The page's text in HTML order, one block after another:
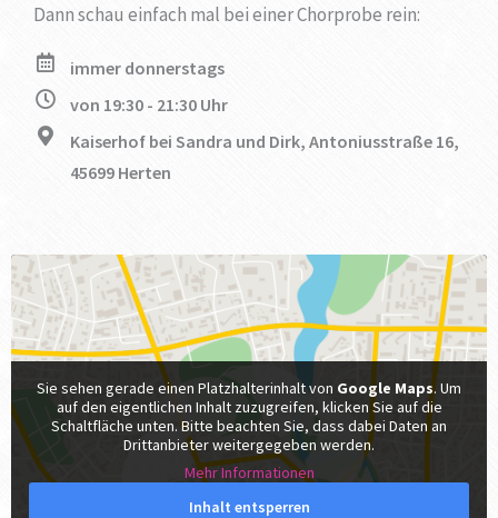
Dann schau einfach mal bei einer Chorprobe rein:
immer donnerstags
von 19:30 - 21:30 Uhr
Kaiserhof bei Sandra und Dirk, Antoniusstraße 16,
45699 Herten
Sie sehen gerade einen Platzhalterinhalt von Google Maps. Um
auf den eigentlichen Inhalt zuzugreifen, klicken Sie auf die
Schaltfläche unten. Bitte beachten Sie, dass dabei Daten an
Drittanbieter weitergegeben werden.
Mehr Informationen
Inhalt entsperren